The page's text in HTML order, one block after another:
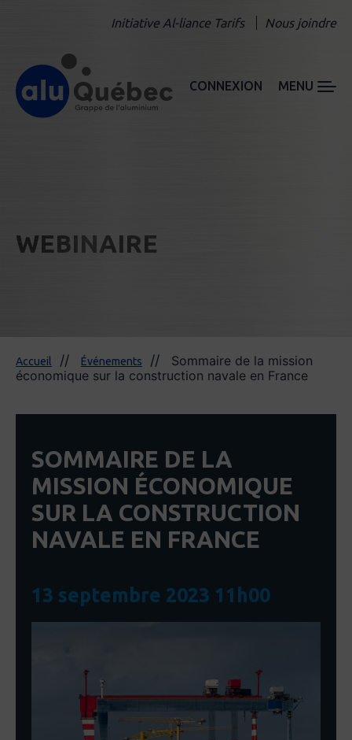
Initiative Al-liance Tarifs Nous joindre
CONNEXION MENU
WEBINAIRE
Accueil Événements
Sommaire de la mission
économique sur la construction navale en France
SOMMAIRE DE LA
MISSION ÉCONOMIQUE
SUR LA CONSTRUCTION
NAVALE EN FRANCE
13 septembre 2023 11h00